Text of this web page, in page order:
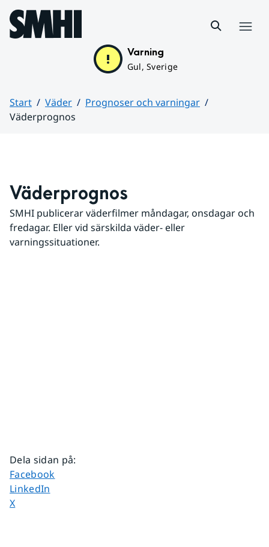
Hoppa till sidans innehåll
Varning
Gul, Sverige
Start Väder
Prognoser och varningar
Väderprognos
Väderprognos
SMHI publicerar väderfilmer måndagar, onsdagar och
fredagar. Eller vid särskilda väder- eller
varningssituationer.
Dela sidan på:
Dela sidan på
Facebook
Dela sidan på
LinkedIn
Dela sidan på
X